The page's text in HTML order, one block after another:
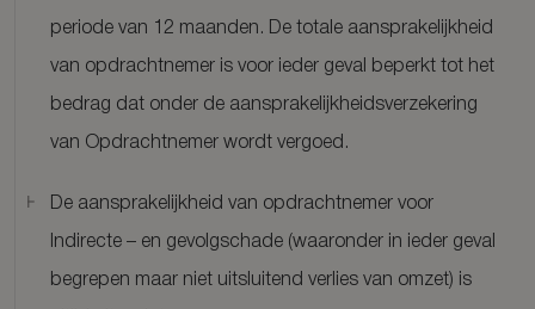
periode van 12 maanden. De totale aansprakelijkheid
van opdrachtnemer is voor ieder geval beperkt tot het
bedrag dat onder de aansprakelijkheidsverzekering
van Opdrachtnemer wordt vergoed.
De aansprakelijkheid van opdrachtnemer voor
Indirecte – en gevolgschade (waaronder in ieder geval
begrepen maar niet uitsluitend verlies van omzet) is